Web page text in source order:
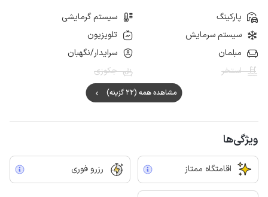
پارکینگ
سیستم گرمایشی
سیستم سرمایش
تلویزیون
مبلمان
سرایدار/نگهبان
استخر
جکوزی
مشاهده همه (22 گزینه)
ویژگی‌ها
اقامتگاه ممتاز رزرو فوری